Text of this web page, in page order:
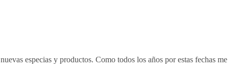
especias y productos. Como todos los años por estas fechas me